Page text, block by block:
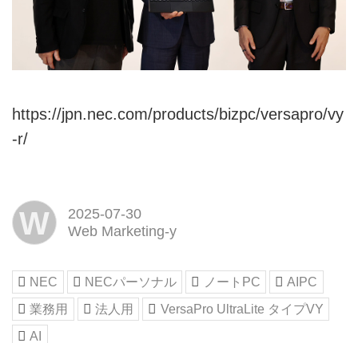
https://jpn.nec.com/products/bizpc/versapro/vy
-r/
W
2025-07-30
Web Marketing-y
NEC NECパーソナル ノートPC
AIPC
業務用
法人用
VersaPro UltraLite タイプVY
AI